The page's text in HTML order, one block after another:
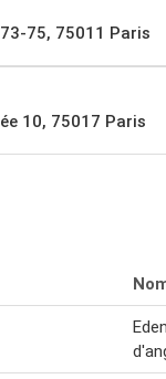
75, 75011 Paris
10, 75017 Paris